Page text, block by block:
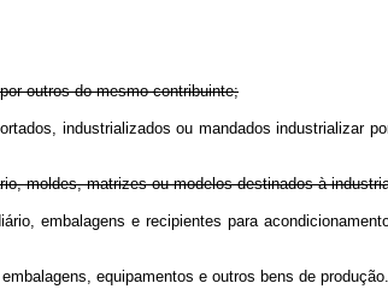
outros do mesmo contribuinte;
industrializados ou mandados
moldes, matrizes ou modelos destinados à
embalagens e recipientes para
embalagens, equipamentos e outros bens de